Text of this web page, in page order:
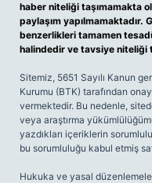
haber niteliği taşımamakta
paylaşım yapılmamaktadır.
benzerlikleri tamamen
halindedir ve tavsiye niteliği
Sitemiz, 5651 Sayılı Kanun
Kurumu (BTK) tarafından
vermektedir. Bu nedenle,
veya araştırma
yazdıkları içeriklerin
bu sorumluluğu kabul etmiş
Hukuka ve yasal